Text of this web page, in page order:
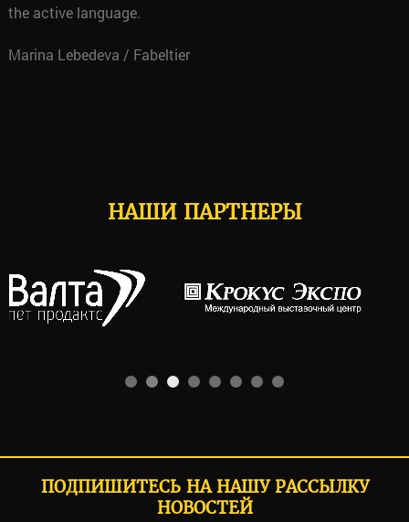
the active language.
Marina Lebedeva / Fabeltier
НАШИ ПАРТНЕРЫ
ПОДПИШИТЕСЬ НА НАШУ РАССЫЛКУ
НОВОСТЕЙ